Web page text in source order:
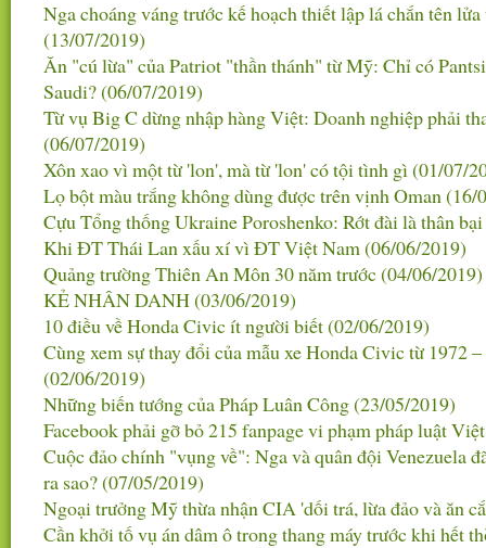
Nga choáng váng trước kế hoạch thiết lập lá chắn tên
(13/07/2019)
Ăn "cú lừa" của Patriot "thần thánh" từ Mỹ: Chỉ có
Saudi?(06/07/2019)
Từ vụ Big C dừng nhập hàng Việt: Doanh nghiệp phải
(06/07/2019)
Xôn xao vì một từ 'lon', mà từ 'lon' có tội tình gì(01/07/
Lọ bột màu trắng không dùng được trên vịnh Oman(16/
Cựu Tổng thống Ukraine Poroshenko: Rớt đài là thân
Khi ĐT Thái Lan xấu xí vì ĐT Việt Nam(06/06/2019)
Quảng trường Thiên An Môn 30 năm trước(04/06/2019)
KẺ NHÂN DANH(03/06/2019)
10 điều về Honda Civic ít người biết(02/06/2019)
Cùng xem sự thay đổi của mẫu xe Honda Civic từ 1972
(02/06/2019)
Những biến tướng của Pháp Luân Công(23/05/2019)
Facebook phải gỡ bỏ 215 fanpage vi phạm pháp luật
Cuộc đảo chính "vụng về": Nga và quân đội Venezuela
ra sao?(07/05/2019)
Ngoại trưởng Mỹ thừa nhận CIA 'dối trá, lừa đảo và ăn
Cần khởi tố vụ án dâm ô trong thang máy trước khi hết